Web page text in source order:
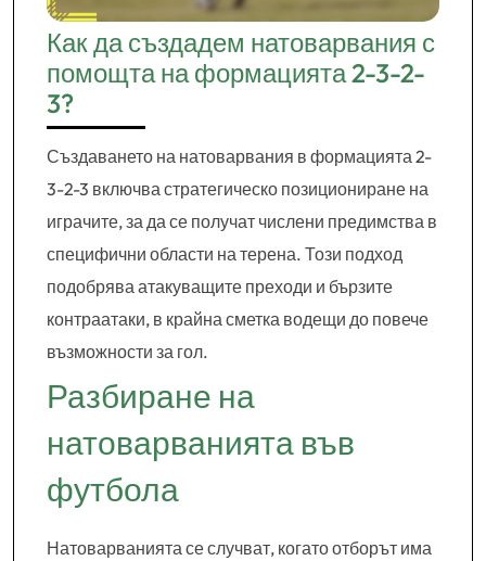
Как да създадем натоварвания с
помощта на формацията 2-3-2-
3?
Създаването на натоварвания в формацията 2-
3-2-3 включва стратегическо позициониране на
играчите, за да се получат числени предимства в
специфични области на терена. Този подход
подобрява атакуващите преходи и бързите
контраатаки, в крайна сметка водещи до повече
възможности за гол.
Разбиране на
натоварванията във
футбола
Натоварванията се случват, когато отборът има